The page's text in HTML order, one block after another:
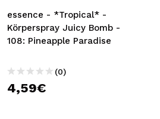
essence - *Glimmer in a
Bubble* - Lipgloss
(0)
3,29€